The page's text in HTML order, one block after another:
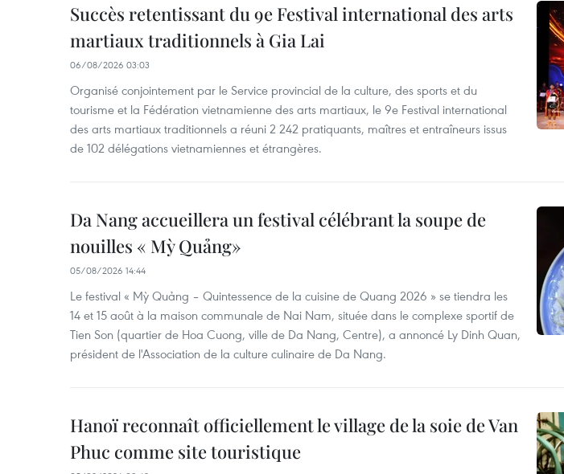
Succès retentissant du 9e Festival international des arts
martiaux traditionnels à Gia Lai
06/08/2026 03:03
Organisé conjointement par le Service provincial de la culture, des sports et du
tourisme et la Fédération vietnamienne des arts martiaux, le 9e Festival international
des arts martiaux traditionnels a réuni 2 242 pratiquants, maîtres et entraîneurs issus
de 102 délégations vietnamiennes et étrangères.
Da Nang accueillera un festival célébrant la soupe de
nouilles « Mỳ Quảng»
05/08/2026 14:44
Le festival « Mỳ Quảng – Quintessence de la cuisine de Quang 2026 » se tiendra les
14 et 15 août à la maison communale de Nai Nam, située dans le complexe sportif de
Tien Son (quartier de Hoa Cuong, ville de Da Nang, Centre), a annoncé Ly Dinh Quan,
président de l'Association de la culture culinaire de Da Nang.
Hanoï reconnaît officiellement le village de la soie de Van
Phuc comme site touristique